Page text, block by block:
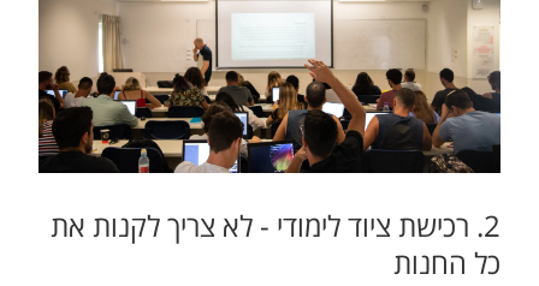
2. רכישת ציוד לימודי - לא צריך לקנות את
כל החנות